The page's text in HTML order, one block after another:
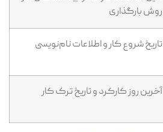
روش بارگذاری
تاریخ شروع کار و اطلاعات نام‌نویسی
آخرین روز کارکرد و تاریخ ترک کار